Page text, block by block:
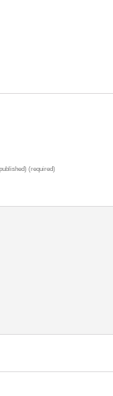
(required)